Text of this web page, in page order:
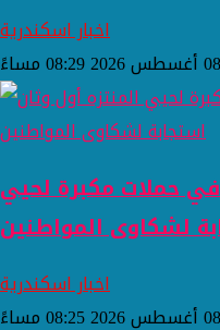
اخبار اسكندرية
في حملات مكبرة لحيي
لشكاوى المواطنين
اخبار اسكندرية